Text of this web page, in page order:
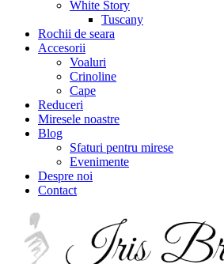
White Story
Tuscany
Rochii de seara
Accesorii
Voaluri
Crinoline
Cape
Reduceri
Miresele noastre
Blog
Sfaturi pentru mirese
Evenimente
Despre noi
Contact